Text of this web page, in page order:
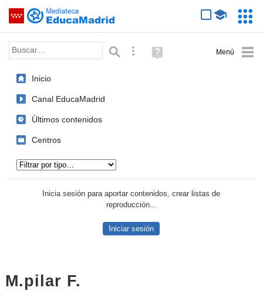
Saltar navegación
Palabra o frase: Búsqueda avanzada
Ayuda
(en
Inicio
Canal EducaMadrid
Últimos contenidos
Centros
Inicia sesión para aportar contenidos, crear listas de
reproducción...
Iniciar sesión
M.pilar F.